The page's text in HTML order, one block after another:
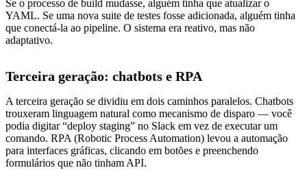
Se o processo de build mudasse, alguém tinha que atualizar o
YAML. Se uma nova suite de testes fosse adicionada, alguém tinha
que conectá-la ao pipeline. O sistema era reativo, mas não
adaptativo.
Terceira geração: chatbots e RPA
A terceira geração se dividiu em dois caminhos paralelos. Chatbots
trouxeram linguagem natural como mecanismo de disparo — você
podia digitar “deploy staging” no Slack em vez de executar um
comando. RPA (Robotic Process Automation) levou a automação
para interfaces gráficas, clicando em botões e preenchendo
formulários que não tinham API.